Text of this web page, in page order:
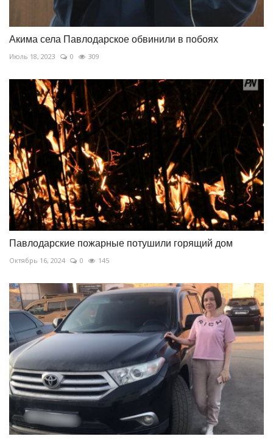
Акима села Павлодарское обвинили в побоях
Июль 18, 2023 0 309
Павлодарские пожарные потушили горящий дом
Октябрь 16, 2024 0 145